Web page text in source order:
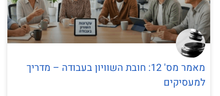
מאמר מס' 12: חובת השוויון בעבודה – מדריך
למעסיקים